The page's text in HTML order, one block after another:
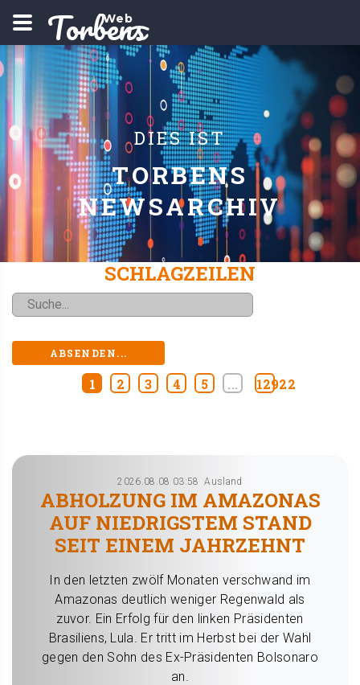
Torbens
Web
DIES IST
TORBENS
NEWSARCHIV
SCHLAGZEILEN
1 2 3 4 5 ... 12922
2026.08.08 03:58Ausland
ABHOLZUNG IM AMAZONAS
AUF NIEDRIGSTEM STAND
SEIT EINEM JAHRZEHNT
In den letzten zwölf Monaten verschwand im
Amazonas deutlich weniger Regenwald als
zuvor. Ein Erfolg für den linken Präsidenten
Brasiliens, Lula. Er tritt im Herbst bei der Wahl
gegen den Sohn des Ex-Präsidenten Bolsonaro
an.